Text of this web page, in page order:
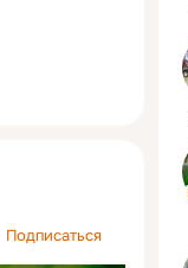
Подписаться